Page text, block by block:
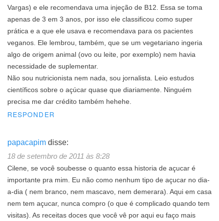
Vargas) e ele recomendava uma injeção de B12. Essa se toma
apenas de 3 em 3 anos, por isso ele classificou como super
prática e a que ele usava e recomendava para os pacientes
veganos. Ele lembrou, também, que se um vegetariano ingeria
algo de origem animal (ovo ou leite, por exemplo) nem havia
necessidade de suplementar.
Não sou nutricionista nem nada, sou jornalista. Leio estudos
científicos sobre o açúcar quase que diariamente. Ninguém
precisa me dar crédito também hehehe.
RESPONDER
papacapim disse:
18 de setembro de 2011 às 8:28
Cilene, se você soubesse o quanto essa historia de açucar é
importante pra mim. Eu não como nenhum tipo de açucar no dia-
a-dia ( nem branco, nem mascavo, nem demerara). Aqui em casa
nem tem açucar, nunca compro (o que é complicado quando tem
visitas). As receitas doces que você vê por aqui eu faço mais